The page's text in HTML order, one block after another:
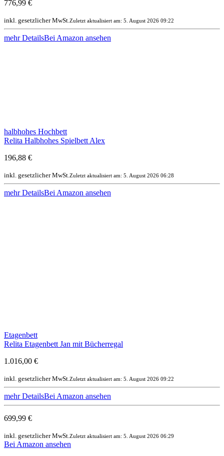
776,99 €
inkl. gesetzlicher MwSt. Zuletzt aktualisiert am: 5. August 2026 09:22
mehr DetailsBei Amazon ansehen
halbhohes Hochbett
Relita Halbhohes Spielbett Alex
196,88 €
inkl. gesetzlicher MwSt. Zuletzt aktualisiert am: 5. August 2026 06:28
mehr DetailsBei Amazon ansehen
Etagenbett
Relita Etagenbett Jan mit Bücherregal
1.016,00 €
inkl. gesetzlicher MwSt. Zuletzt aktualisiert am: 5. August 2026 09:22
mehr DetailsBei Amazon ansehen
699,99 €
inkl. gesetzlicher MwSt. Zuletzt aktualisiert am: 5. August 2026 06:29
Bei Amazon ansehen